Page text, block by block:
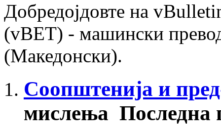
Добредојдовте на
(vBET) - машински
(Македонски).
Соопштенија и
мислења Последна